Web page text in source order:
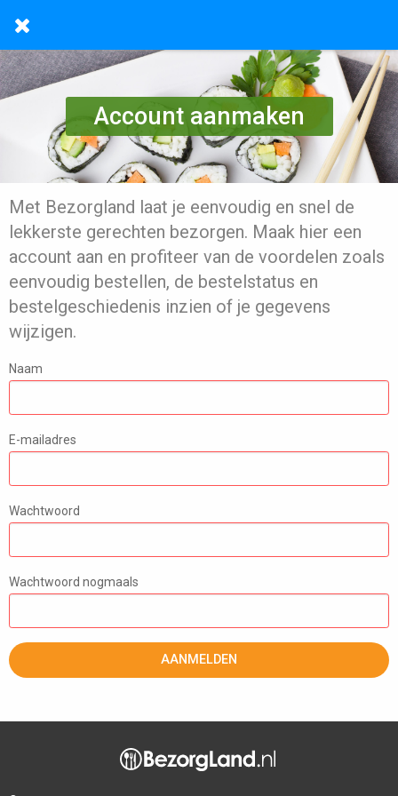
Account aanmaken
Met Bezorgland laat je eenvoudig en snel de
lekkerste gerechten bezorgen. Maak hier een
account aan en profiteer van de voordelen zoals
eenvoudig bestellen, de bestelstatus en
bestelgeschiedenis inzien of je gegevens
wijzigen.
Naam
E-mailadres
Wachtwoord
Wachtwoord nogmaals
AANMELDEN